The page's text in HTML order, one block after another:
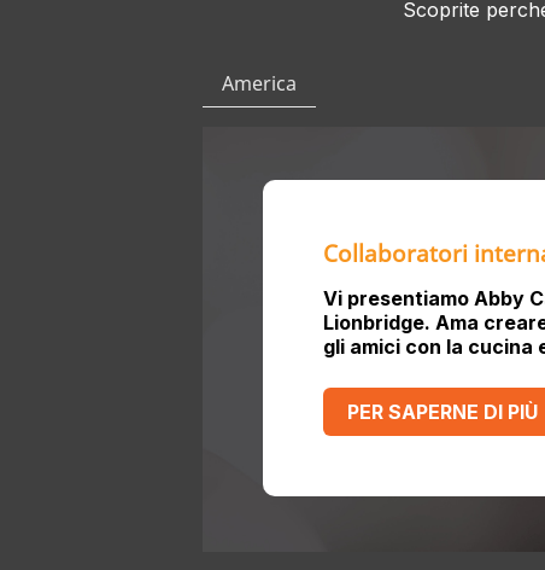
Scoprite
America
Collaboratori
Vi presentiamo Abby
Lionbridge. Ama
gli amici con la cucina
PER SAPERNE DI PIÙ